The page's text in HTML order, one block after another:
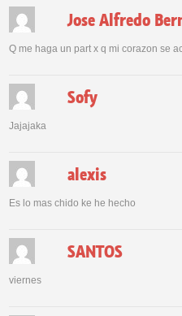
Jose Alfredo
Q me haga un part x q mi corazon se
Sofy
Jajajaka
alexis
Es lo mas chido ke he hecho
SANTOS
viernes